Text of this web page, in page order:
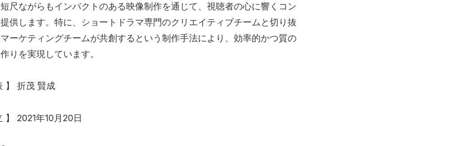
尺ながらもインパクトのある映像制作を通じて、視聴者の心に響くコン
供します。特に、ショートドラマ専門のクリエイティブチームと切り抜
ーケティングチームが共創するという制作手法により、効率的かつ質の
りを実現しています。
】 折茂 賢成
】 2021年10月20日